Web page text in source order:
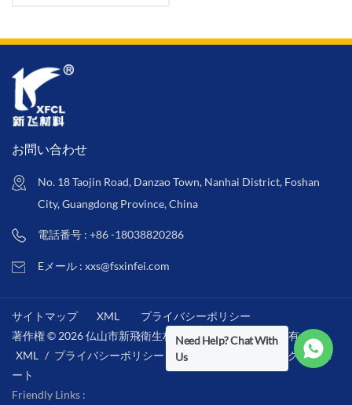
お問い合わせ
No. 18 Taojin Road, Danzao Town, Nanhai District, Foshan
City, Guangdong Province, China
電話番号 : +86 -18038820286
Eメール : xxs@fsxinfei.com
サイトマップ XML
プライバシーポリシー
著作権 © 2026 仏山市新飛衛生材料株式会社 .全著作権所有 . /
XML / プライバシーポリシー /
IPv6ネットワークをサポ
ート
Friendly Links :
Need Help? Chat With
Us